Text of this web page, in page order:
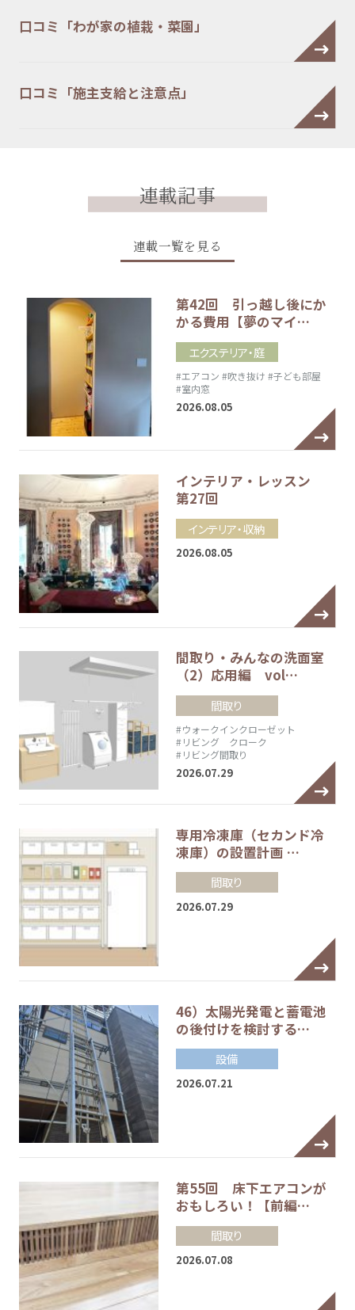
口コミ「わが家の植栽・菜園」
口コミ「施主支給と注意点」
連載記事
連載一覧を見る
第42回 引っ越し後にか
かる費用【夢のマイ…
エクステリア・庭
#エアコン #吹き抜け #子ども部屋
#室内窓
2026.08.05
インテリア・レッスン
第27回
インテリア・収納
2026.08.05
間取り・みんなの洗面室
（2）応用編 vol…
間取り
#ウォークインクローゼット
#リビング クローク
#リビング間取り
2026.07.29
専用冷凍庫（セカンド冷
凍庫）の設置計画 …
間取り
2026.07.29
46）太陽光発電と蓄電池
の後付けを検討する…
設備
2026.07.21
第55回 床下エアコンが
おもしろい！【前編…
間取り
2026.07.08